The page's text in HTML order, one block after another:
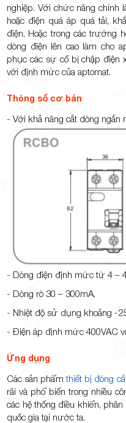
nghiệp. Với chức năng chính
hoặc điện quá áp quá tải,
điện. Hoặc trong các trường
dòng điện lên cao làm cho
phục các sự cố bị chập điện
với định mức của aptomat.
Thông số cơ bản
- Với khả năng cắt dòng ngắn
- Dòng điện định mức từ 4 –
- Dòng rò 30 – 300mA.
- Nhiệt độ sử dụng khoảng -
- Điện áp định mức 400VAC
Ứng dụng
Các sản phẩmthiết bị đóng
rãi và phổ biến trong nhiều
các hệ thống điều khiển,
quốc gia tại nước ta.